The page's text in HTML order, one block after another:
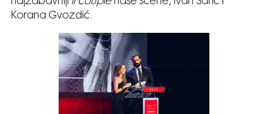
Korana Gvozdić.